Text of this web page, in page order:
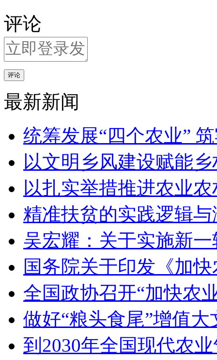
评论
评论
最新新闻
统筹发展“四个农业”
以文明乡风建设赋能
以扎实举措推进农业
精准扶贫的实践逻辑
吴宏耀：关于实施新
国务院关于印发《加
全国政协召开“加快农
做好“粮头食尾”增值大
到2030年全国现代农